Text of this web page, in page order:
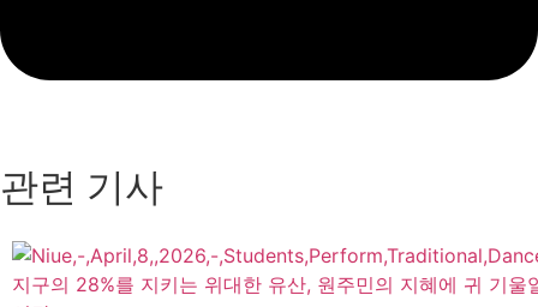
관련 기사
지구의 28%를 지키는 위대한 유산, 원주민의 지혜에 귀 기울